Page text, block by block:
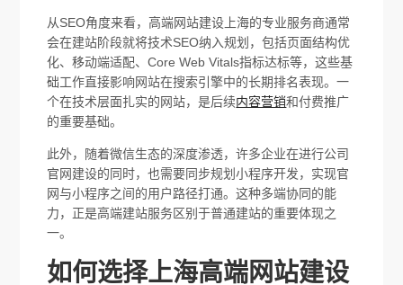
从SEO角度来看，高端网站建设上海的专业服务商通常
会在建站阶段就将技术SEO纳入规划，包括页面结构优
化、移动端适配、Core Web Vitals指标达标等，这些基
础工作直接影响网站在搜索引擎中的长期排名表现。一
个在技术层面扎实的网站，是后续内容营销和付费推广
的重要基础。
此外，随着微信生态的深度渗透，许多企业在进行公司
官网建设的同时，也需要同步规划小程序开发，实现官
网与小程序之间的用户路径打通。这种多端协同的能
力，正是高端建站服务区别于普通建站的重要体现之
一。
如何选择上海高端网站建设